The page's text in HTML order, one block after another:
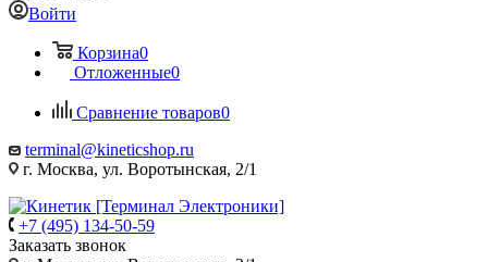
Войти
Корзина0
Отложенные0
Сравнение товаров0
terminal@kineticshop.ru
г. Москва, ул. Воротынская, 2/1
+7 (495) 134-50-59
Заказать звонок